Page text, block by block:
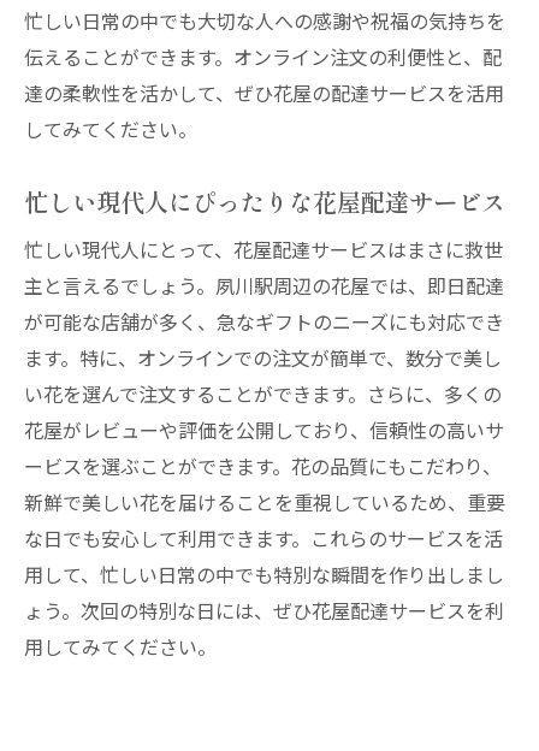
夙川駅周辺の花屋で特別なギフトを
花屋配達サービスで特別な思い出を演出
大切な人への贈り物に最適な花屋配達
夙川駅からの花屋配達で心に残る思い出を
もらおう
なみ花壇の花屋配達サービスの特長
夙川駅周辺で手軽に注文できる花屋
花屋配達で素敵な花束を簡単に手に入れる
方法
夙川駅で花屋配達サービスを利用するメリ
ット
素敵な花束を手軽に届ける花屋の選び方
なみ花壇の花屋配達で特別な日を手軽に演
出
忙しい日常の中でも大切な人への感謝や祝福の気持ちを
伝えることができます。オンライン注文の利便性と、配
達の柔軟性を活かして、ぜひ花屋の配達サービスを活用
してみてください。
忙しい現代人にぴったりな花屋配達サービス
忙しい現代人にとって、花屋配達サービスはまさに救世
主と言えるでしょう。夙川駅周辺の花屋では、即日配達
が可能な店舗が多く、急なギフトのニーズにも対応でき
ます。特に、オンラインでの注文が簡単で、数分で美し
い花を選んで注文することができます。さらに、多くの
花屋がレビューや評価を公開しており、信頼性の高いサ
ービスを選ぶことができます。花の品質にもこだわり、
新鮮で美しい花を届けることを重視しているため、重要
な日でも安心して利用できます。これらのサービスを活
用して、忙しい日常の中でも特別な瞬間を作り出しまし
ょう。次回の特別な日には、ぜひ花屋配達サービスを利
用してみてください。